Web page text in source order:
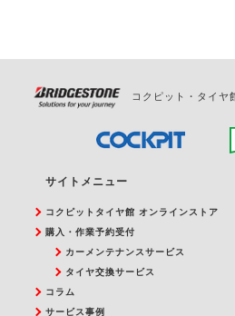
コクピット・タイヤ
サイトメニュー
コクピットタイヤ館 オンラインストア
購入・作業予約受付
カーメンテナンスサービス
タイヤ交換サービス
コラム
サービス事例